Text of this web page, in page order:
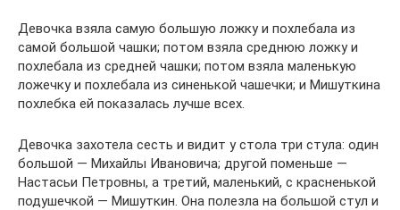
Девочка взяла самую большую ложку и похлебала из
самой большой чашки; потом взяла среднюю ложку и
похлебала из средней чашки; потом взяла маленькую
ложечку и похлебала из синенькой чашечки; и Мишуткина
похлебка ей показалась лучше всех.
Девочка захотела сесть и видит у стола три стула: один
большой — Михайлы Ивановича; другой поменьше —
Настасьи Петровны, а третий, маленький, с красненькой
подушечкой — Мишуткин. Она полезла на большой стул и